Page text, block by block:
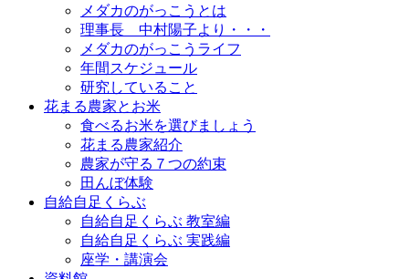
メダカのがっこうとは
理事長 中村陽子より・・・
メダカのがっこうライフ
年間スケジュール
研究していること
花まる農家とお米
食べるお米を選びましょう
花まる農家紹介
農家が守る７つの約束
田んぼ体験
自給自足くらぶ
自給自足くらぶ 教室編
自給自足くらぶ 実践編
座学・講演会